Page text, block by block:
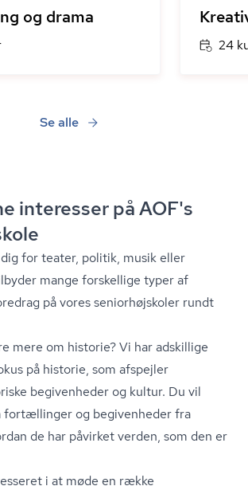
og drama
24
Se alle
interesser på AOF's
for teater, politik, musik eller
mange forskellige typer af
på vores se­ni­o­r­højsko­ler rundt
mere om historie? Vi har adskillige
på historie, som afspejler
begivenheder og kultur. Du vil
fortællinger og begivenheder fra
de har påvirket verden, som den er
i at møde en række